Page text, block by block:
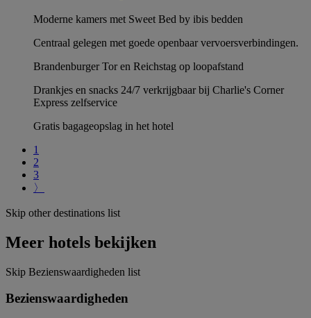
Moderne kamers met Sweet Bed by ibis bedden
Centraal gelegen met goede openbaar vervoersverbindingen.
Brandenburger Tor en Reichstag op loopafstand
Drankjes en snacks 24/7 verkrijgbaar bij Charlie's Corner
Express zelfservice
Gratis bagageopslag in het hotel
1
2
3
〉
Skip other destinations list
Meer hotels bekijken
Skip Bezienswaardigheden list
Bezienswaardigheden